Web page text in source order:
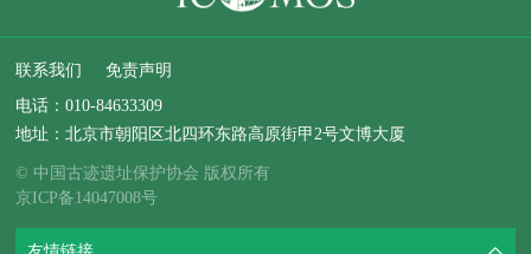
需求。回溯国际旅游研究文献[③]，早期的客观真实性视角
（例如 Boorstin，1961）和当前文化遗产领域中的真实性很相
似，都认为真实性是某种预先存在于物体中的绝对的、内在
的、静态的特质,这些特质可以被客观标准所衡量。在这种解
释中，无论是文化旅游者还是遗产保护专家都被认为在寻找这
种客观存在于某种文化本体中的“真实性”。随后提出的建构真
担着游客观光旅游的功能，为增加经济收益，一些遗产地加大
旅游配套设施的投入建设，导致遗产地过度商业化。这些做法
与遗产保护的“原真性”和“完整性”目标相悖。但有学者认为文
产保护的目的并非是保存遗产本体的断面，而是实现自然与文
化的活态传承。合理的旅游利用恰好能实现此目的，所以旅游
对遗产原真性的保护具有一定的积极意义，关键在于遗产地能
否根据遗产的原真性内涵进行适度的旅游利用，即旅游利用必
须以尊重原始真实、深入挖掘遗产类型和特征为基础。综上所
联系我们
免责声明
电话：010-84633309
地址：北京市朝阳区北四环东路高原街甲2号文博大厦
© 中国古迹遗址保护协会 版权所有
京ICP备14047008号